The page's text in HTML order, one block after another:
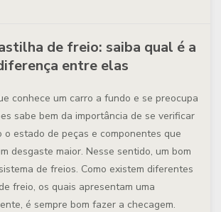
de freio: saiba qual é a
entre elas
conhece um carro a fundo e se preocupa
sabe bem da importância de se verificar
o estado de peças e componentes que
desgaste maior. Nesse sentido, um bom
de freios. Como existem diferentes
freio, os quais apresentam uma
é sempre bom fazer a checagem.